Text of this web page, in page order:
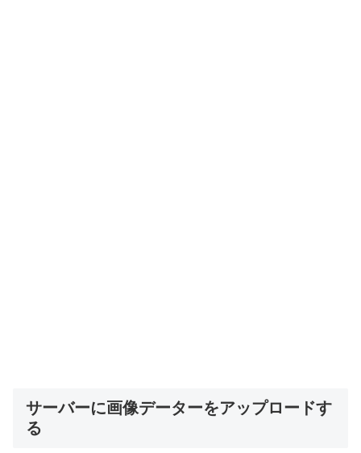
サーバーに画像データーをアップロードす
る